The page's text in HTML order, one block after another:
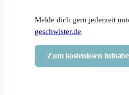
Melde dich gern jederzeit
geschwister.de
Zum kostenlosen